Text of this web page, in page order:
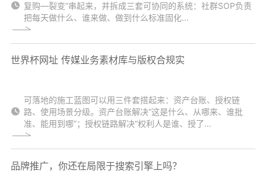
复购—裂变”串起来，并拆成三套可协同的系统：社群SOP负责
把每天做什么、谁来做、做到什么标准固化...
世界杯网址 传媒业务素材库与版权合规实
可落地的施工蓝图可以用三件套搭起来：资产台账、授权链
路、使用场景分级。资产台账解决“这是什么、从哪来、谁批
准、能用到哪”；授权链路解决“权利人是谁、授了...
品牌推广，你还在局限于搜索引擎上吗？